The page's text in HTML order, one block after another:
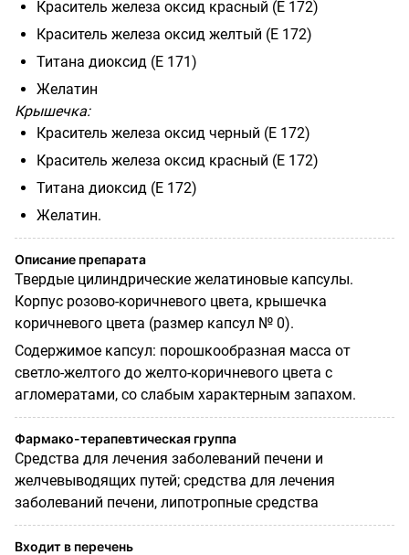
Краситель железа оксид красный (Е 172)
Краситель железа оксид желтый (Е 172)
Титана диоксид (Е 171)
Желатин
Крышечка:
Краситель железа оксид черный (Е 172)
Краситель железа оксид красный (Е 172)
Титана диоксид (Е 172)
Желатин.
Описание препарата
Твердые цилиндрические желатиновые капсулы.
Корпус розово-коричневого цвета, крышечка
коричневого цвета (размер капсул № 0).
Содержимое капсул: порошкообразная масса от
светло-желтого до желто-коричневого цвета с
агломератами, со слабым характерным запахом.
Фармако-терапевтическая группа
Средства для лечения заболеваний печени и
желчевыводящих путей; средства для лечения
заболеваний печени, липотропные средства
Входит в перечень